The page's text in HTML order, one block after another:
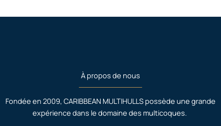
À propos de nous
Fondée en 2009, CARIBBEAN MULTIHULLS possède une grande
expérience dans le domaine des multicoques.